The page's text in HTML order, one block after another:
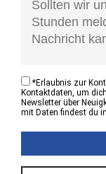
*Erlaubnis zur
Kontaktdaten, um
Newsletter über
mit Daten findest du